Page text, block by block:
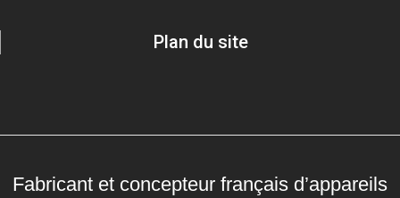
Plan du site
Fabricant et concepteur français d’appareils